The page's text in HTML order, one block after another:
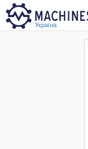
Україна